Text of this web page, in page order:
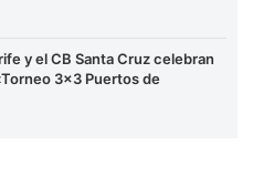
y el CB Santa Cruz celebran
3×3 Puertos de